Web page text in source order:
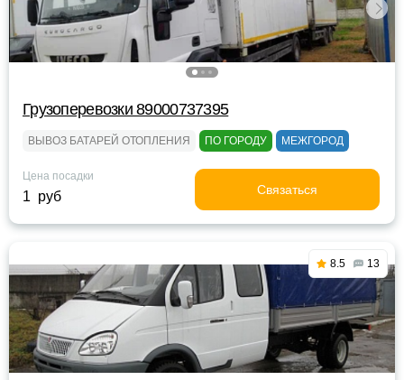
Грузоперевозки 89000737395
ВЫВОЗ БАТАРЕЙ ОТОПЛЕНИЯ ПО ГОРОДУ МЕЖГОРОД
Цена посадки
1 руб Связаться
8.5 13